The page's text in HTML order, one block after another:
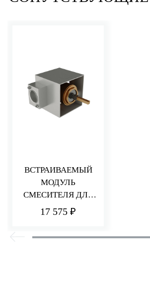
ВСТРАИВАЕМЫЙ
МОДУЛЬ
СМЕСИТЕЛЯ ДЛЯ
РАКОВИНЫ/ДУША
17 575 ₽